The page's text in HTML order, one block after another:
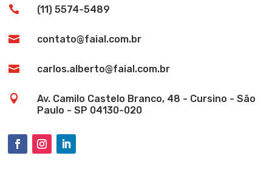
 (11) 5574-5489
 contato@faial.com.br
 carlos.alberto@faial.com.br

Av. Camilo Castelo Branco, 48 - Cursino - São
Paulo - SP 04130-020